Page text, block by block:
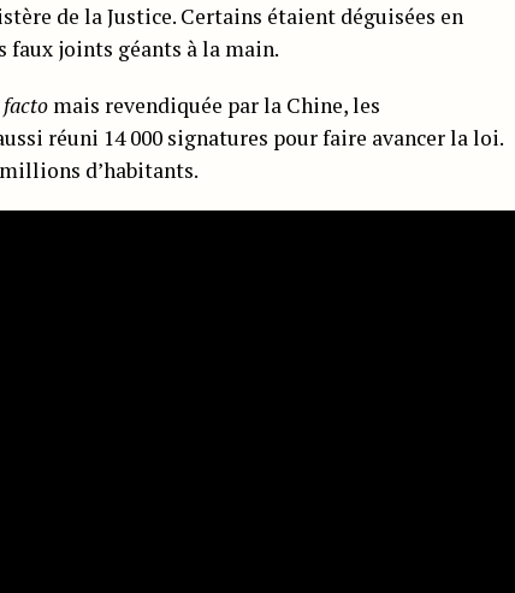
de la Justice. Certains étaient déguisées en
faux joints géants à la main.
facto mais revendiquée par la Chine, les
réuni 14 000 signatures pour faire avancer la loi.
d’habitants.